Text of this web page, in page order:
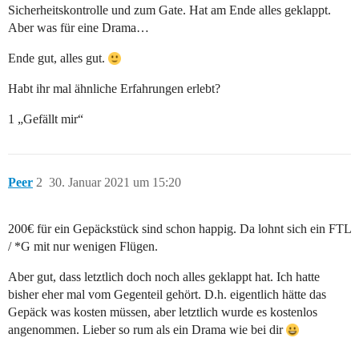
Sicherheitskontrolle und zum Gate. Hat am Ende alles geklappt.
Aber was für eine Drama…
Ende gut, alles gut.
Habt ihr mal ähnliche Erfahrungen erlebt?
1 „Gefällt mir“
Peer 30. Januar 2021 um 15:20
2
200€ für ein Gepäckstück sind schon happig. Da lohnt sich ein FTL
/ *G mit nur wenigen Flügen.
Aber gut, dass letztlich doch noch alles geklappt hat. Ich hatte
bisher eher mal vom Gegenteil gehört. D.h. eigentlich hätte das
Gepäck was kosten müssen, aber letztlich wurde es kostenlos
angenommen. Lieber so rum als ein Drama wie bei dir